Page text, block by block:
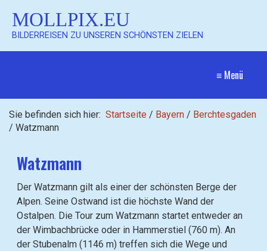
MOLLPIX.EU
BILDERREISEN ZU UNSEREN SCHÖNSTEN ZIELEN
≡ Menü
Sie befinden sich hier: Startseite / Bayern / Berchtesgaden
/ Watzmann
Watzmann
Der Watzmann gilt als einer der schönsten Berge der
Alpen. Seine Ostwand ist die höchste Wand der
Ostalpen. Die Tour zum Watzmann startet entweder an
der Wimbachbrücke oder in Hammerstiel (760 m). An
der Stubenalm (1146 m) treffen sich die Wege und